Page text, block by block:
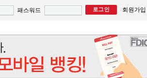
패스워드 회원가입